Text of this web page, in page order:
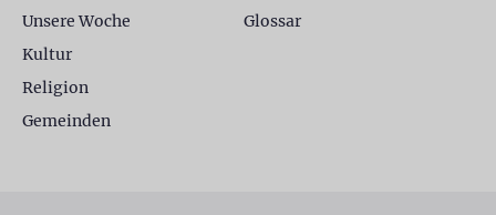
Unsere Woche
Kultur
Religion
Gemeinden
Glossar